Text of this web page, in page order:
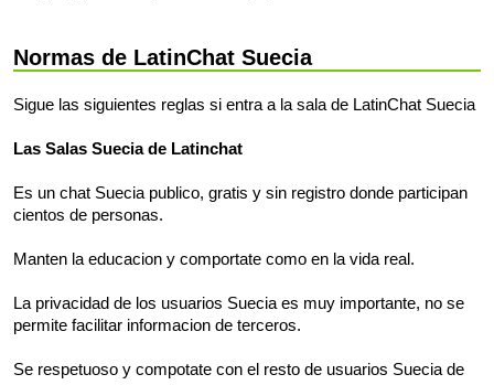
Normas de LatinChat Suecia
Sigue las siguientes reglas si entra a la sala de LatinChat Suecia
Las Salas Suecia de Latinchat
Es un chat Suecia publico, gratis y sin registro donde participan
cientos de personas.
Manten la educacion y comportate como en la vida real.
La privacidad de los usuarios Suecia es muy importante, no se
permite facilitar informacion de terceros.
Se respetuoso y compotate con el resto de usuarios Suecia de